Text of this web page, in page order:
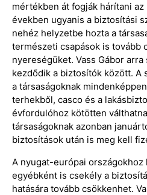
mértékben át fogják hárítani
években ugyanis a biztosítási
nehéz helyzetbe hozta a
természeti csapások is tovább
nyereségüket. Vass Gábor
kezdődik a biztosítók között. A
a társaságoknak
terhekből, casco és a
évfordulóhoz kötötten
társaságoknak azonban
biztosítások után is meg kell
A nyugat-európai országokhoz
egyébként is csekély a
hatására tovább csökkenhet.